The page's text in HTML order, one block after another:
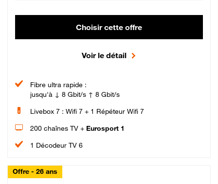
Choisir cette offre
Voir le détail
Fibre ultra rapide :
jusqu'à ↓ 8 Gbit/s ↑ 8 Gbit/s
Livebox 7 : Wifi 7 + 1 Répéteur Wifi 7
200 chaînes TV + Eurosport 1
1 Décodeur TV 6
Offre - 26 ans